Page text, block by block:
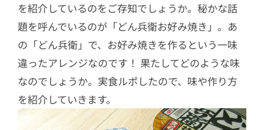
を紹介しているのをご存知でしょうか。秘かな話
題を呼んでいるのが「どん兵衛お好み焼き」。あ
の「どん兵衛」で、お好み焼きを作るという一味
違ったアレンジなのです！ 果たしてどのような味
なのでしょうか。実食ルポしたので、味や作り方
を紹介していきます。